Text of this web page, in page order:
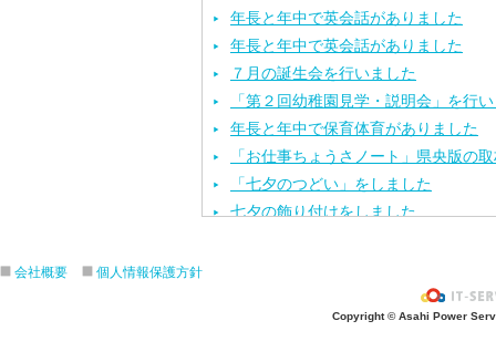
年長と年中で英会話がありました
年長と年中で英会話がありました
７月の誕生会を行いました
「第２回幼稚園見学・説明会」を行
年長と年中で保育体育がありました
「お仕事ちょうさノート」県央版の
「七夕のつどい」をしました
七夕の飾り付けをしました
「カレーパーティー」をしました
会社概要 個人情報保護方針
Copyright © Asahi Power